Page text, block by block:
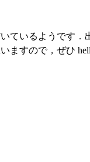
ているようです．
ますので，ぜひ